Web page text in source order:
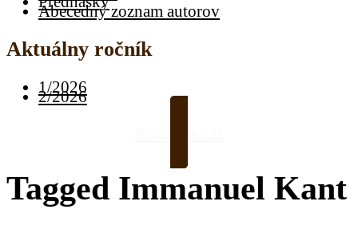
Abecedný zoznam autorov
Aktuálny ročník
1/2026
2/2026
Tagged Immanuel Kant